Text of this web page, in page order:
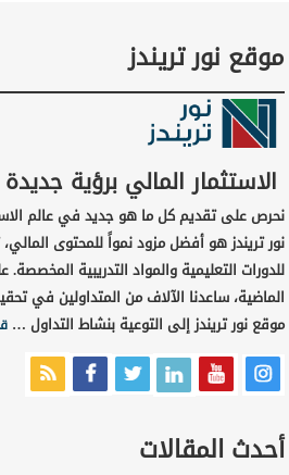
موقع نور تريندز
الاستثمار المالي برؤية جديدة
نحرص على تقديم كل ما هو جديد في عالم
نور تريندز هو أفضل مزود نمواً للمحتوى
للدورات التعليمية والمواد التدريبية
الماضية، ساعدنا الآلاف من المتداولين في
موقع نور تريندز إلى التوعية بنشاط التداول …
أحدث المقالات